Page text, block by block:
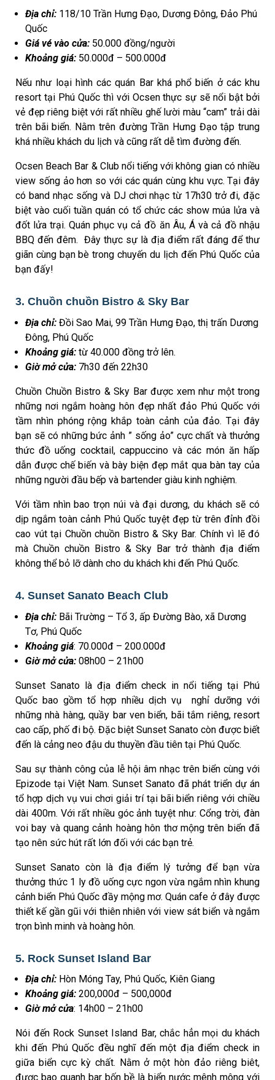
Địa chỉ: 118/10 Trần Hưng Đạo, Dương Đông, Đảo Phú
Quốc
Giá vé vào cửa: 50.000 đồng/người
Khoảng giá: 50.000đ – 500.000đ
Nếu như loại hình các quán Bar khá phổ biến ở các khu
resort tại Phú Quốc thì với Ocsen thực sự sẽ nổi bật bởi
vẻ đẹp riêng biệt với rất nhiều ghế lười màu “cam” trải dài
trên bãi biển. Nằm trên đường Trần Hưng Đạo tập trung
khá nhiều khách du lịch và cũng rất dễ tìm đường đến.
Ocsen Beach Bar & Club nổi tiếng với không gian có nhiều
view sống ảo hơn so với các quán cùng khu vực. Tại đây
có band nhạc sống và DJ chơi nhạc từ 17h30 trở đi, đặc
biệt vào cuối tuần quán có tổ chức các show múa lửa và
đốt lửa trại. Quán phục vụ cả đồ ăn Âu, Á và cả đồ nhậu
BBQ đến đêm. Đây thực sự là địa điểm rất đáng để thư
giãn cùng bạn bè trong chuyến du lịch đến Phú Quốc của
bạn đấy!
3. Chuồn chuồn Bistro & Sky Bar
Địa chỉ: Đồi Sao Mai, 99 Trần Hưng Đạo, thị trấn Dương
Đông, Phú Quốc
Khoảng giá: từ 40.000 đồng trở lên.
Giờ mở cửa: 7h30 đến 22h30
Chuồn Chuồn Bistro & Sky Bar được xem như một trong
những nơi ngắm hoàng hôn đẹp nhất đảo Phú Quốc với
tầm nhìn phóng rộng khắp toàn cảnh của đảo. Tại đây
bạn sẽ có những bức ảnh ” sống ảo” cực chất và thưởng
thức đồ uống cocktail, cappuccino và các món ăn hấp
dẫn được chế biến và bày biện đẹp mắt qua bàn tay của
những người đầu bếp và bartender giàu kinh nghiệm.
Với tầm nhìn bao trọn núi và đại dương, du khách sẽ có
dịp ngắm toàn cảnh Phú Quốc tuyệt đẹp từ trên đỉnh đồi
cao vút tại Chuồn chuồn Bistro & Sky Bar. Chính vì lẽ đó
mà Chuồn chuồn Bistro & Sky Bar trở thành địa điểm
không thể bỏ lỡ dành cho du khách khi đến Phú Quốc.
4. Sunset Sanato Beach Club
Địa chỉ: Bãi Trường – Tổ 3, ấp Đường Bào, xã Dương
Tơ, Phú Quốc
Khoảng giá: 70.000đ – 200.000đ
Giờ mở cửa: 08h00 – 21h00
Sunset Sanato là địa điểm check in nổi tiếng tại Phú
Quốc bao gồm tổ hợp nhiều dịch vụ nghỉ dưỡng với
những nhà hàng, quầy bar ven biển, bãi tắm riêng, resort
cao cấp, phố đi bộ. Đặc biệt Sunset Sanato còn được biết
đến là cảng neo đậu du thuyền đầu tiên tại Phú Quốc.
Sau sự thành công của lễ hội âm nhạc trên biển cùng với
Epizode tại Việt Nam. Sunset Sanato đã phát triển dự án
tổ hợp dịch vụ vui chơi giải trí tại bãi biển riêng với chiều
dài 400m. Với rất nhiều góc ảnh tuyệt như: Cổng trời, đàn
voi bay và quang cảnh hoàng hôn thơ mộng trên biển đã
tạo nên sức hút rất lớn đối với các bạn trẻ.
Sunset Sanato còn là địa điểm lý tưởng để bạn vừa
thưởng thức 1 ly đồ uống cực ngon vừa ngắm nhìn khung
cảnh biển Phú Quốc đầy mộng mơ. Quán cafe ở đây được
thiết kế gần gũi với thiên nhiên với view sát biển và ngắm
trọn bình minh và hoàng hôn.
5. Rock Sunset Island Bar
Địa chỉ: Hòn Móng Tay, Phú Quốc, Kiên Giang
Khoảng giá: 200,000đ – 500,000đ
Giờ mở cửa: 14h00 – 21h00
Nói đến Rock Sunset Island Bar, chắc hẳn mọi du khách
khi đến Phú Quốc đều nghĩ đến một địa điểm check in
giữa biển cực kỳ chất. Nằm ở một hòn đảo riêng biêt,
được bao quanh bar bốn bề là biển nước mênh mông với